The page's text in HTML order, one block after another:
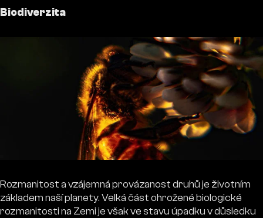
Biodiverzita
Rozmanitost a vzájemná provázanost druhů je životním
základem naší planety. Velká část ohrožené biologické
rozmanitosti na Zemi je však ve stavu úpadku v důsledku